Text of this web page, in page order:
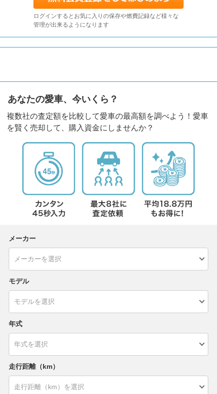
ログインするとお気に入りの保存や燃費記録など様々な
管理が出来るようになります
あなたの愛車、今いくら？
複数社の査定額を比較して愛車の最高額を調べよう！愛車
を賢く売却して、購入資金にしませんか？
メーカー
モデル
年式
走行距離（km）